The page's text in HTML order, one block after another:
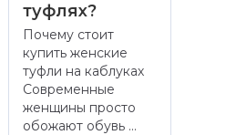
туфлях?
Почему стоит
купить женские
туфли на каблуках
Современные
женщины просто
обожают обувь ...